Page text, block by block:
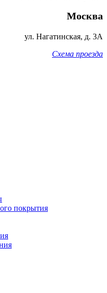
Москва
ул. Нагатинская, д. 3А
Схема проезда
покрытия